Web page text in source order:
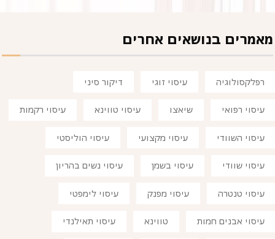
מאמרים בנושאים אחרים
רפלקסולוגיה עיסוי זוגי דיקור סיני
עיסוי רפואי שיאצו עיסוי טווינא עיסוי רקמות
עיסוי השוודי עיסוי מקצועי עיסוי הוליסטי
עיסוי שוודי עיסוי בשמן עיסוי נשים בהריון
עיסוי טנטרה עיסוי מפנק עיסוי לימפטי
עיסוי אבנים חמות טווינא עיסוי תאילנדי